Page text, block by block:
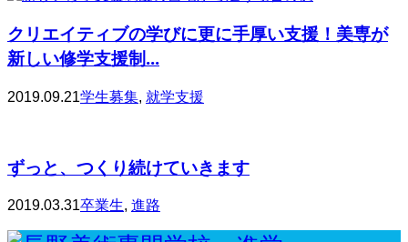
クリエイティブの学びに更に手厚い支援！美専が
新しい修学支援制...
2019.09.21学生募集, 就学支援
ずっと、つくり続けていきます
2019.03.31卒業生, 進路